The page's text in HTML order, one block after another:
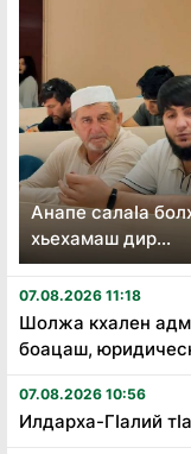
Анапе салаӏа
хьехамаш дир...
07.08.2026 11:18
Шолжа кхален
боацаш,
07.08.2026 10:56
Илдарха-Гӏалий